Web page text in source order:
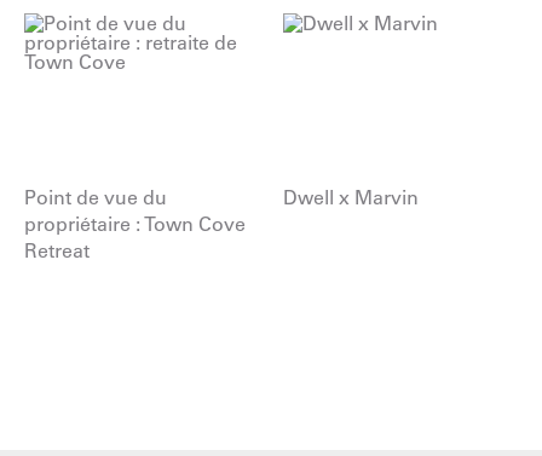
Point de vue du
propriétaire : Town Cove
Retreat
Dwell x Marvin